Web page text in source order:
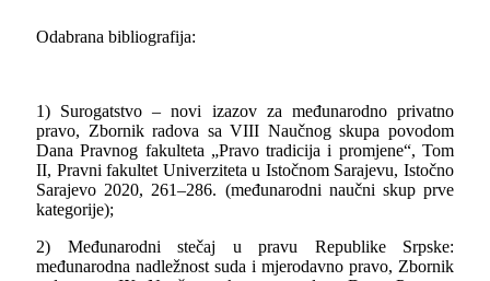
Odabrana bibliografija:
1) Surogatstvo – novi izazov za međunarodno privatno
pravo, Zbornik radova sa VIII Naučnog skupa povodom
Dana Pravnog fakulteta „Pravo tradicija i promjene“, Tom
II, Pravni fakultet Univerziteta u Istočnom Sarajevu, Istočno
Sarajevo 2020, 261–286. (međunarodni naučni skup prve
kategorije);
2) Međunarodni stečaj u pravu Republike Srpske:
međunarodna nadležnost suda i mjerodavno pravo, Zbornik